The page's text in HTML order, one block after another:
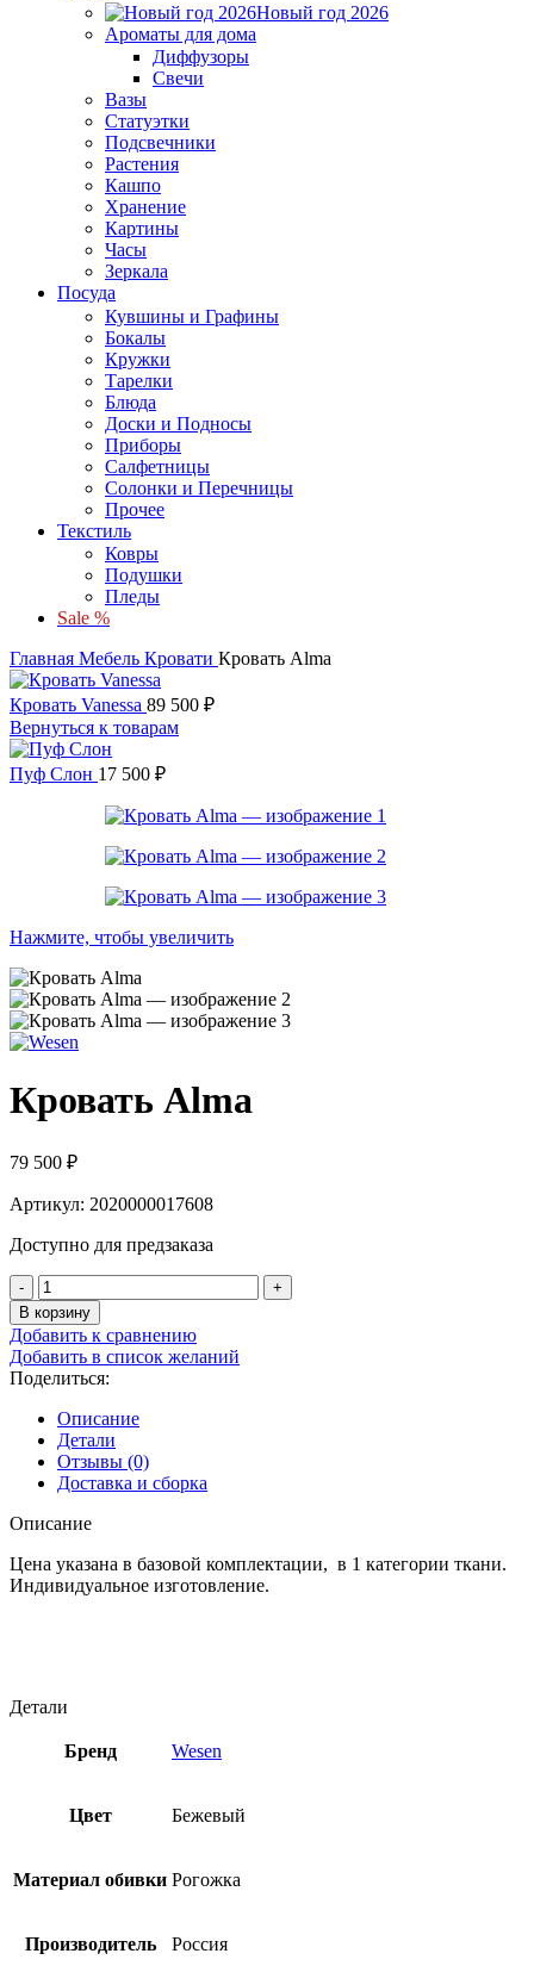
Новый год 2026
Ароматы для дома
Диффузоры
Свечи
Вазы
Статуэтки
Подсвечники
Растения
Кашпо
Хранение
Картины
Часы
Зеркала
Посуда
Кувшины и Графины
Бокалы
Кружки
Тарелки
Блюда
Доски и Подносы
Приборы
Салфетницы
Солонки и Перечницы
Прочее
Текстиль
Ковры
Подушки
Пледы
Sale %
Главная Мебель Кровати Кровать Alma
Кровать Vanessa 89 500 ₽
Вернуться к товарам
Пуф Слон 17 500 ₽
Нажмите, чтобы увеличить
Кровать Alma
79 500 ₽
Артикул: 2020000017608
Доступно для предзаказа
В корзину
Добавить к сравнению
Добавить в список желаний
Поделиться:
Описание
Детали
Отзывы (0)
Доставка и сборка
Описание
Цена указана в базовой комплектации, в 1 категории ткани.
Индивидуальное изготовление.
Детали
Бренд Wesen
Цвет Бежевый
Материал обивки Рогожка
Производитель Россия